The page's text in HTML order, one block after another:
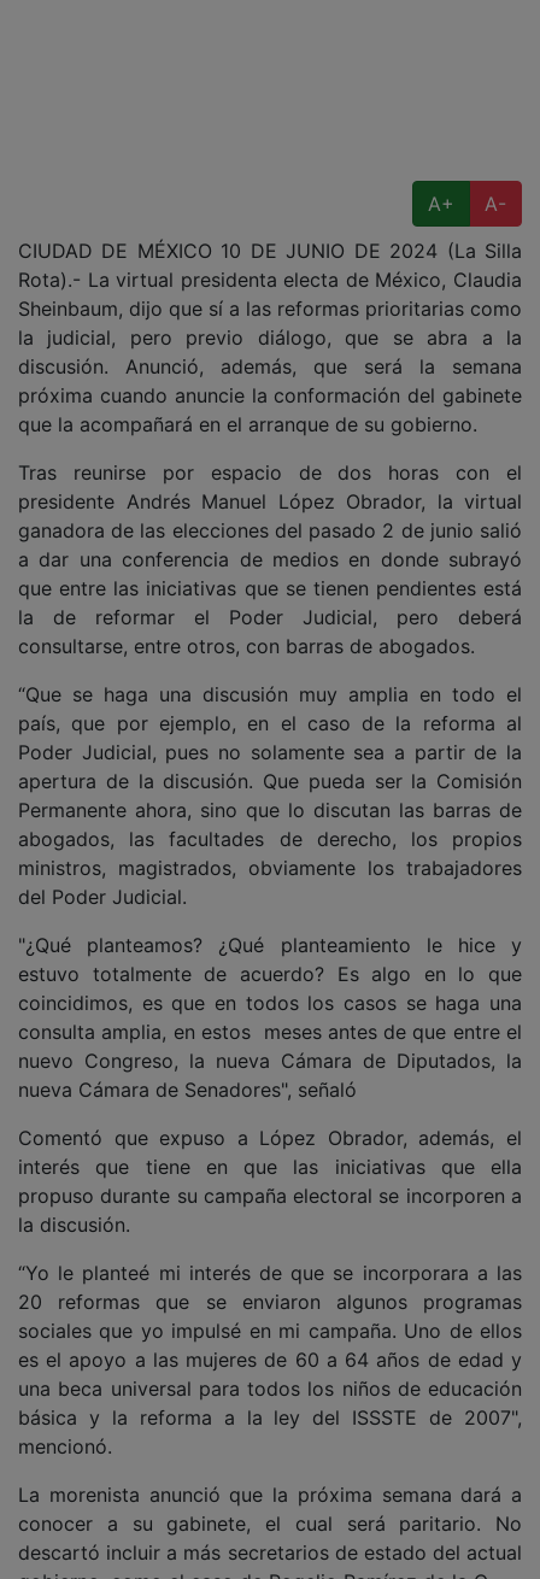
A+
A-
CIUDAD DE MÉXICO 10 DE JUNIO DE 2024 (La Silla
Rota).- La virtual presidenta electa de México, Claudia
Sheinbaum, dijo que sí a las reformas prioritarias como
la judicial, pero previo diálogo, que se abra a la
discusión. Anunció, además, que será la semana
próxima cuando anuncie la conformación del gabinete
que la acompañará en el arranque de su gobierno.
Tras reunirse por espacio de dos horas con el
presidente Andrés Manuel López Obrador, la virtual
ganadora de las elecciones del pasado 2 de junio salió
a dar una conferencia de medios en donde subrayó
que entre las iniciativas que se tienen pendientes está
la de reformar el Poder Judicial, pero deberá
consultarse, entre otros, con barras de abogados.
“Que se haga una discusión muy amplia en todo el
país, que por ejemplo, en el caso de la reforma al
Poder Judicial, pues no solamente sea a partir de la
apertura de la discusión. Que pueda ser la Comisión
Permanente ahora, sino que lo discutan las barras de
abogados, las facultades de derecho, los propios
ministros, magistrados, obviamente los trabajadores
del Poder Judicial.
"¿Qué planteamos? ¿Qué planteamiento le hice y
estuvo totalmente de acuerdo? Es algo en lo que
coincidimos, es que en todos los casos se haga una
consulta amplia, en estos meses antes de que entre el
nuevo Congreso, la nueva Cámara de Diputados, la
nueva Cámara de Senadores", señaló
Comentó que expuso a López Obrador, además, el
interés que tiene en que las iniciativas que ella
propuso durante su campaña electoral se incorporen a
la discusión.
“Yo le planteé mi interés de que se incorporara a las
20 reformas que se enviaron algunos programas
sociales que yo impulsé en mi campaña. Uno de ellos
es el apoyo a las mujeres de 60 a 64 años de edad y
una beca universal para todos los niños de educación
básica y la reforma a la ley del ISSSTE de 2007",
mencionó.
La morenista anunció que la próxima semana dará a
conocer a su gabinete, el cual será paritario. No
descartó incluir a más secretarios de estado del actual